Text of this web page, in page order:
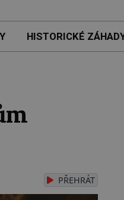
HISTORICKÉ
PŘEHRÁT